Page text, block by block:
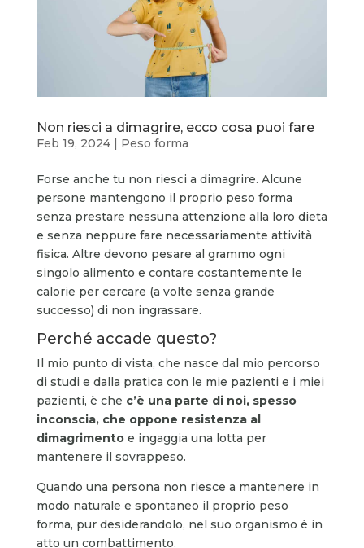
Non riesci a dimagrire, ecco cosa puoi fare
Feb 19, 2024| Peso forma
Forse anche tu non riesci a dimagrire. Alcune
persone mantengono il proprio peso forma
senza prestare nessuna attenzione alla loro dieta
e senza neppure fare necessariamente attività
fisica. Altre devono pesare al grammo ogni
singolo alimento e contare costantemente le
calorie per cercare (a volte senza grande
successo) di non ingrassare.
Perché accade questo?
Il mio punto di vista, che nasce dal mio percorso
di studi e dalla pratica con le mie pazienti e i miei
pazienti, è che c’è una parte di noi, spesso
inconscia, che oppone resistenza al
dimagrimentoe ingaggia una lotta per
mantenere il sovrappeso.
Quando una persona non riesce a mantenere in
modo naturale e spontaneo il proprio peso
forma, pur desiderandolo, nel suo organismo è in
atto un combattimento.